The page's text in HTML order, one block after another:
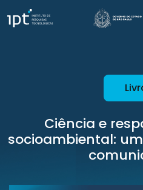
Ciência e
socioambiental: